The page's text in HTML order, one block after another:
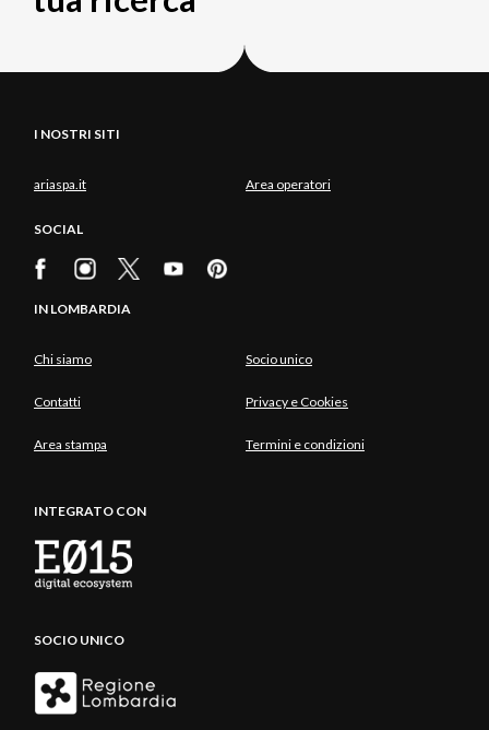
I NOSTRI SITI
ariaspa.it Area operatori
SOCIAL
IN LOMBARDIA
Chi siamo Socio unico
Contatti Privacy e Cookies
Area stampa Termini e condizioni
INTEGRATO CON
SOCIO UNICO